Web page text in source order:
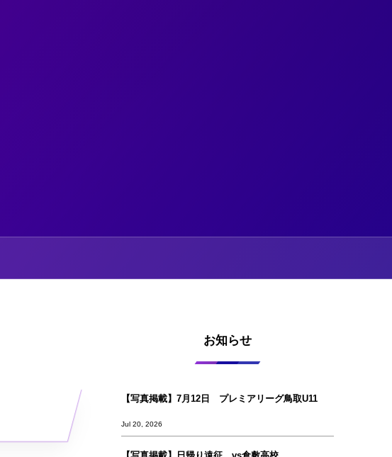
お知らせ
【写真掲載】7月12日 プレミアリーグ鳥取U11
Jul 20, 2026